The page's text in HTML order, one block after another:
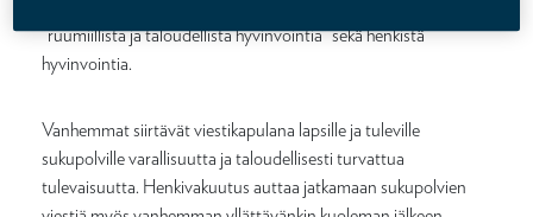
”ruumiillista ja taloudellista hyvinvointia” sekä henkistä
hyvinvointia.
Vanhemmat siirtävät viestikapulana lapsille ja tuleville
sukupolville varallisuutta ja taloudellisesti turvattua
tulevaisuutta. Henkivakuutus auttaa jatkamaan sukupolvien